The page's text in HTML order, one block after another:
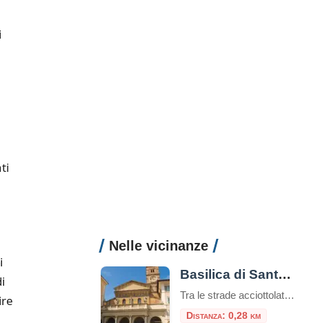
Nelle vicinanze
Basilica di Santa Maria in Trastevere
Tra le strade acciottolate e l’atmosfera bohémienne del quartiere Trastevere, sorge una delle più antiche e affascinanti chiese di Roma: la Basilica di Santa Maria in Trastevere. Un luogo che unisce spiritualità, storia e bellezza artistica in un unico colpo d’occhio. Un’antichità che affascina Secondo la tradizione, la basilica fu fondata nel III secolo d.C. […]
Distanza: 0,28 km